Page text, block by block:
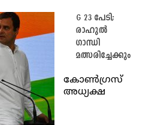
G 23 പേടി;
രാഹുൽ
ഗാന്ധി
മത്സരിച്ചേക്കും
കോൺഗ്രസ്
അധ്യക്ഷ